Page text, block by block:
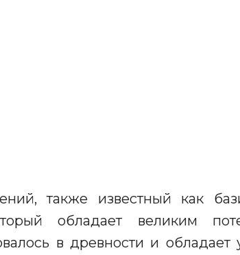
также известный как
обладает великим
в древности и обладает